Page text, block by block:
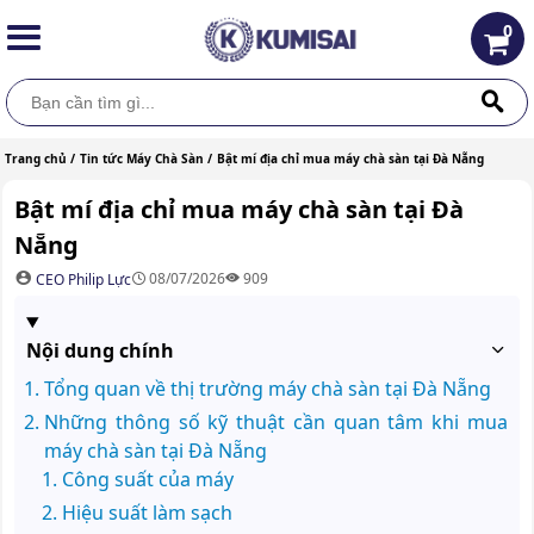
0
Trang chủ / Tin tức Máy Chà Sàn / Bật mí địa chỉ mua máy chà sàn tại Đà Nẵng
Bật mí địa chỉ mua máy chà sàn tại Đà
Nẵng
CEO Philip Lực 08/07/2026 909
Nội dung chính
Tổng quan về thị trường máy chà sàn tại Đà Nẵng
Những thông số kỹ thuật cần quan tâm khi mua
máy chà sàn tại Đà Nẵng
Công suất của máy
Hiệu suất làm sạch